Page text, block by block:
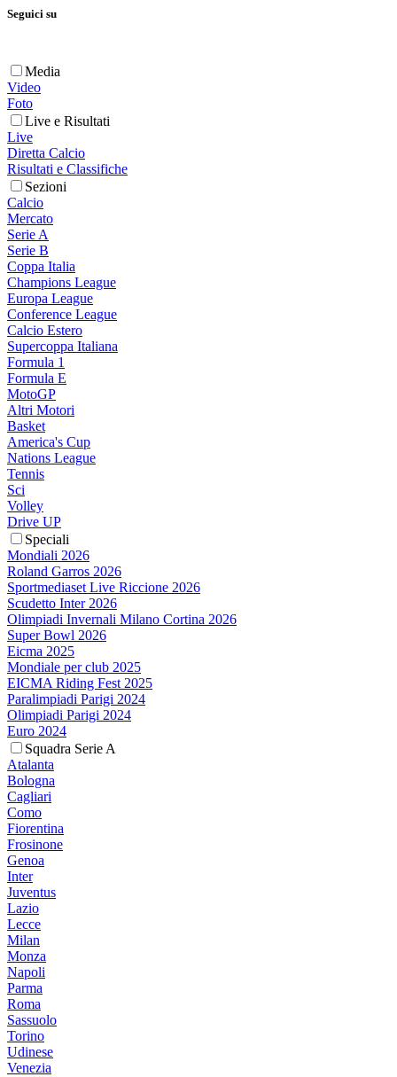
Seguici su
Media
Video
Foto
Live e Risultati
Live
Diretta Calcio
Risultati e Classifiche
Sezioni
Calcio
Mercato
Serie A
Serie B
Coppa Italia
Champions League
Europa League
Conference League
Calcio Estero
Supercoppa Italiana
Formula 1
Formula E
MotoGP
Altri Motori
Basket
America's Cup
Nations League
Tennis
Sci
Volley
Drive UP
Speciali
Mondiali 2026
Roland Garros 2026
Sportmediaset Live Riccione 2026
Scudetto Inter 2026
Olimpiadi Invernali Milano Cortina 2026
Super Bowl 2026
Eicma 2025
Mondiale per club 2025
EICMA Riding Fest 2025
Paralimpiadi Parigi 2024
Olimpiadi Parigi 2024
Euro 2024
Squadra Serie A
Atalanta
Bologna
Cagliari
Como
Fiorentina
Frosinone
Genoa
Inter
Juventus
Lazio
Lecce
Milan
Monza
Napoli
Parma
Roma
Sassuolo
Torino
Udinese
Venezia